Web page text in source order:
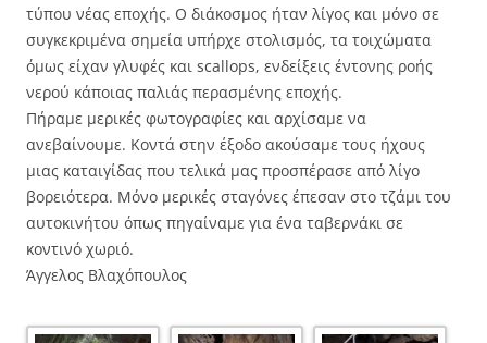
τύπου νέας εποχής. Ο διάκοσμος ήταν λίγος και μόνο σε
συγκεκριμένα σημεία υπήρχε στολισμός, τα τοιχώματα
όμως είχαν γλυφές και scallops, ενδείξεις έντονης ροής
νερού κάποιας παλιάς περασμένης εποχής.
Πήραμε μερικές φωτογραφίες και αρχίσαμε να
ανεβαίνουμε. Κοντά στην έξοδο ακούσαμε τους ήχους
μιας καταιγίδας που τελικά μας προσπέρασε από λίγο
βορειότερα. Μόνο μερικές σταγόνες έπεσαν στο τζάμι του
αυτοκινήτου όπως πηγαίναμε για ένα ταβερνάκι σε
κοντινό χωριό.
Άγγελος Βλαχόπουλος